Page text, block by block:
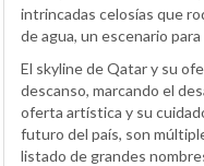
intrincadas celosías que
de agua, un escenario
El skyline de Qatar y su
descanso, marcando el
oferta artística y su
futuro del país, son
listado de grandes